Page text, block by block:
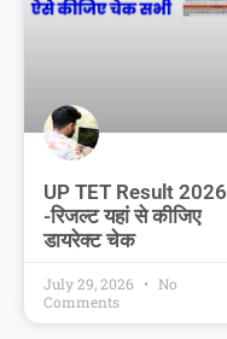
UP TET Result 2026
-रिजल्ट यहां से कीजिए
डायरेक्ट चेक
July 29, 2026
No
Comments